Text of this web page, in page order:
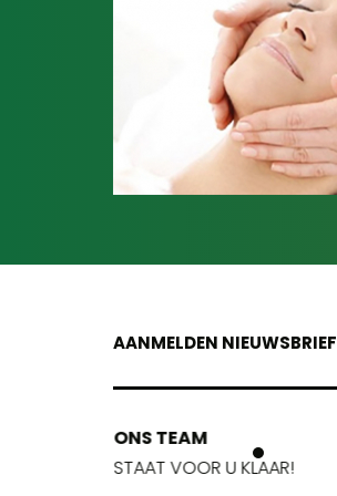
AANMELDEN NIEUWSBRIEF
ONS TEAM
STAAT VOOR U KLAAR!